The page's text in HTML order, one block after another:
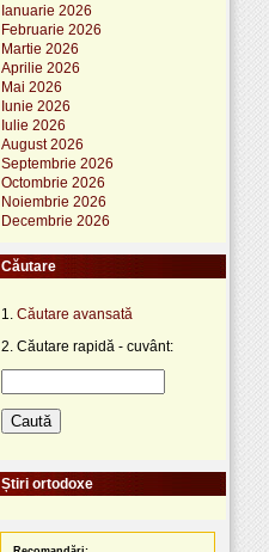
Ianuarie 2026
Februarie 2026
Martie 2026
Aprilie 2026
Mai 2026
Iunie 2026
Iulie 2026
August 2026
Septembrie 2026
Octombrie 2026
Noiembrie 2026
Decembrie 2026
Căutare
1. Căutare avansată
2. Căutare rapidă - cuvânt:
Știri ortodoxe